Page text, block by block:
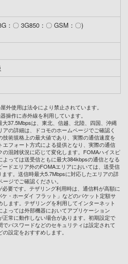
：〇 3G850：〇 GSM：〇)
外使用は法令により禁止されています。
操作に赤外線を利用しています。
37.5Mbpsは、東北、信越、北陸、四国、沖縄
の詳細は、ドコモのホームページでご確認く
術規格上の最大値であり、実際の通信速度を
フォート方式による提供となり、実際の通信
混雑状況に応じて変化します。FOMAハイスピ
よっては送受信ともに最大384kbpsの通信となる
ドエリア外のFOMAエリアにおいては、送受信
す。送信時最大5.7Mbpsに対応したエリアの詳
ジでご確認ください。
要です。テザリング利用時は、通信料が高額に
・ホーダイ フラット」などのパケット定額サ
ます。テザリングを利用してインターネット
っては外部機器においてアプリケーション
正常に動作しない場合があります。初期設定で
パスワードなどのセキュリティは設定されて
設定をおすすめします。